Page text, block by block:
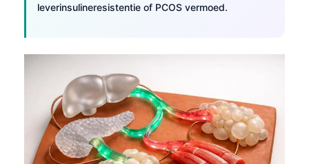
leverinsulineresistentie of PCOS vermoed.